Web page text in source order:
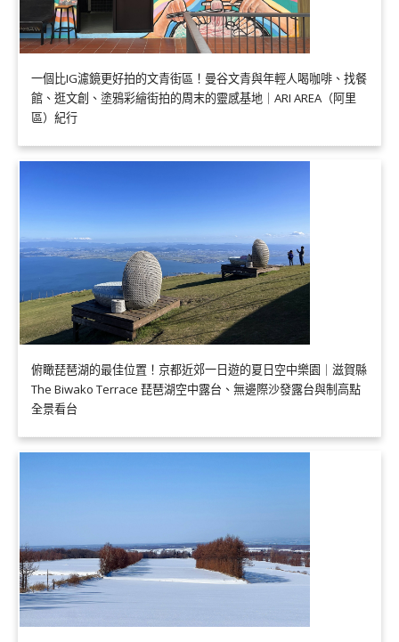
一個比IG濾鏡更好拍的文青街區！曼谷文青與年輕人喝咖啡、找餐
館、逛文創、塗鴉彩繪街拍的周末的靈感基地｜ARI AREA（阿里
區）紀行
俯瞰琵琶湖的最佳位置！京都近郊一日遊的夏日空中樂園｜滋賀縣
The Biwako Terrace 琵琶湖空中露台、無邊際沙發露台與制高點
全景看台